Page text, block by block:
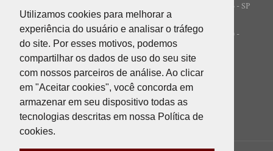
Utilizamos cookies para melhorar a
experiência do usuário e analisar o tráfego
do site. Por esses motivos, podemos
compartilhar os dados de uso do seu site
com nossos parceiros de análise. Ao clicar
em "Aceitar cookies", você concorda em
armazenar em seu dispositivo todas as
tecnologias descritas em nossa Política de
cookies.
Utilizamos cookies para melhorar a
experiência do usuário e analisar o tráfego
do site. Por esses motivos, podemos
compartilhar os dados de uso do seu site
com nossos parceiros de análise. Ao clicar
em "Aceitar cookies", você concorda em
armazenar em seu dispositivo todas as
tecnologias descritas em nossa Política de
cookies.
Rua Ibirajá, 7 - Vila Guarani - São Paulo - SP
- 04310-020
POWERED BY INNER EDITORA LTDA (INNER GROUP) -
05.847.412/0001-85